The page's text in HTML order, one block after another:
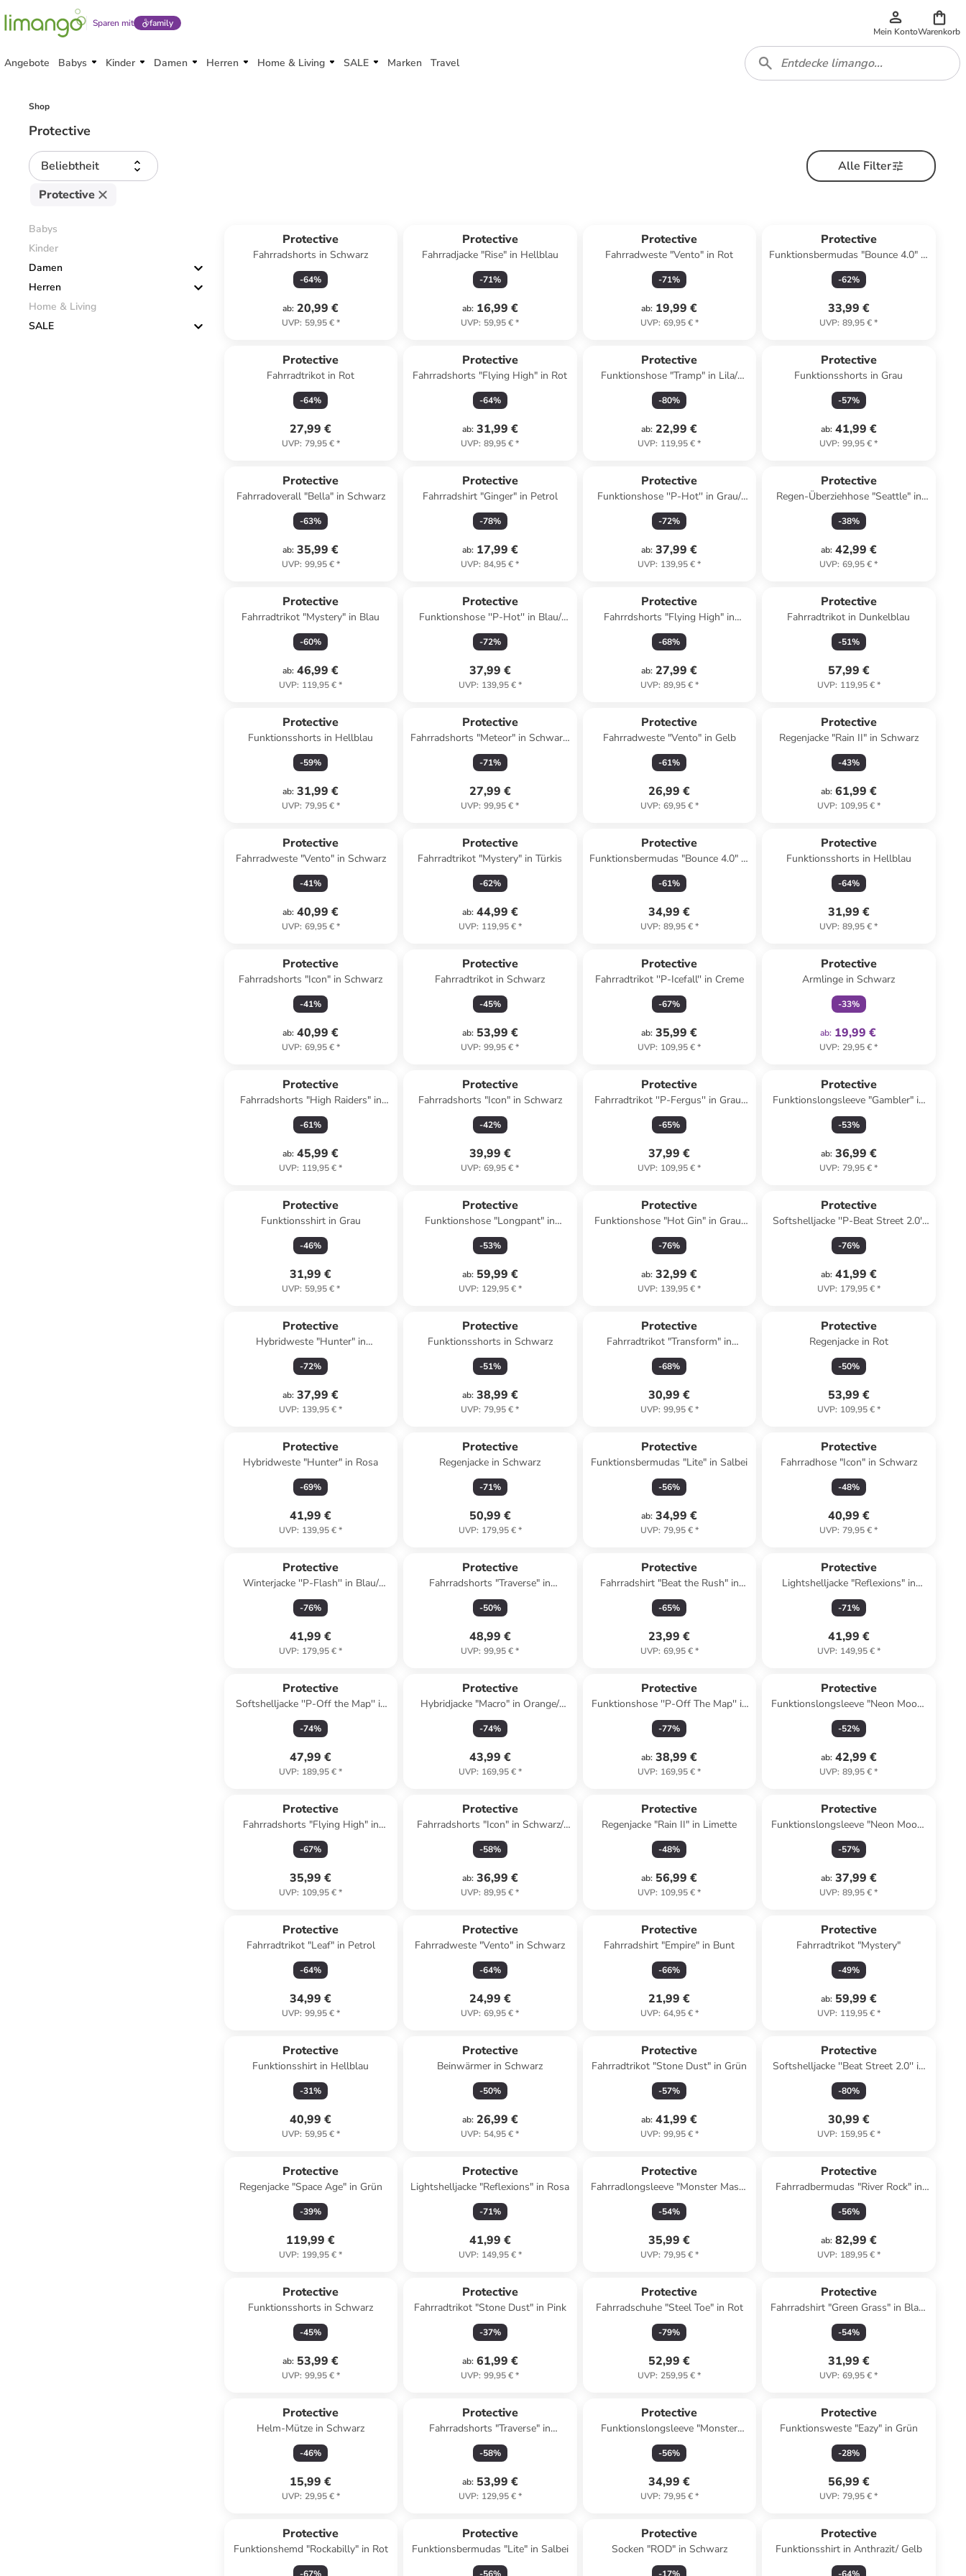
Sparen mit family
Mein KontoWarenkorb
Angebote Babys Kinder Damen Herren Home & Living SALE Marken Travel
Shop
Protective
Beliebtheit
Alle Filter
Protective
Babys
Kinder
Damen
Herren
Home & Living
SALE
Protective
Fahrradshorts in Schwarz
-64%
ab: 20,99 €
UVP: 59,95 €*
Protective
Fahrradjacke "Rise" in Hellblau
-71%
ab: 16,99 €
UVP: 59,95 €*
Protective
Fahrradweste "Vento" in Rot
-71%
ab: 19,99 €
UVP: 69,95 €*
Protective
Funktionsbermudas "Bounce 4.0" in
Mint
-62%
33,99 €
UVP: 89,95 €*
Protective
Fahrradtrikot in Rot
-64%
27,99 €
UVP: 79,95 €*
Protective
Fahrradshorts "Flying High" in Rot
-64%
ab: 31,99 €
UVP: 89,95 €*
Protective
Funktionshose "Tramp" in Lila/
Schwarz
-80%
ab: 22,99 €
UVP: 119,95 €*
Protective
Funktionsshorts in Grau
-57%
ab: 41,99 €
UVP: 99,95 €*
Protective
Fahrradoverall "Bella" in Schwarz
-63%
ab: 35,99 €
UVP: 99,95 €*
Protective
Fahrradshirt "Ginger" in Petrol
-78%
ab: 17,99 €
UVP: 84,95 €*
Protective
Funktionshose ''P-Hot'' in Grau/
Schwarz
-72%
ab: 37,99 €
UVP: 139,95 €*
Protective
Regen-Überziehhose "Seattle" in
Schwarz
-38%
ab: 42,99 €
UVP: 69,95 €*
Protective
Fahrradtrikot "Mystery" in Blau
-60%
ab: 46,99 €
UVP: 119,95 €*
Protective
Funktionshose ''P-Hot'' in Blau/
Schwarz
-72%
37,99 €
UVP: 139,95 €*
Protective
Fahrrdshorts "Flying High" in
Dunkelblau
-68%
ab: 27,99 €
UVP: 89,95 €*
Protective
Fahrradtrikot in Dunkelblau
-51%
57,99 €
UVP: 119,95 €*
Protective
Funktionsshorts in Hellblau
-59%
ab: 31,99 €
UVP: 79,95 €*
Protective
Fahrradshorts "Meteor" in Schwarz/
Grau
-71%
27,99 €
UVP: 99,95 €*
Protective
Fahrradweste "Vento" in Gelb
-61%
26,99 €
UVP: 69,95 €*
Protective
Regenjacke "Rain II" in Schwarz
-43%
ab: 61,99 €
UVP: 109,95 €*
Protective
Fahrradweste "Vento" in Schwarz
-41%
ab: 40,99 €
UVP: 69,95 €*
Protective
Fahrradtrikot "Mystery" in Türkis
-62%
ab: 44,99 €
UVP: 119,95 €*
Protective
Funktionsbermudas "Bounce 4.0" in
Gelb/ Schwarz
-61%
34,99 €
UVP: 89,95 €*
Protective
Funktionsshorts in Hellblau
-64%
31,99 €
UVP: 89,95 €*
Protective
Fahrradshorts "Icon" in Schwarz
-41%
ab: 40,99 €
UVP: 69,95 €*
Protective
Fahrradtrikot in Schwarz
-45%
ab: 53,99 €
UVP: 99,95 €*
Protective
Fahrradtrikot ''P-Icefall'' in Creme
-67%
ab: 35,99 €
UVP: 109,95 €*
Protective
Armlinge in Schwarz
-33%
ab: 19,99 €
UVP: 29,95 €*
Protective
Fahrradshorts "High Raiders" in
Schwarz
-61%
ab: 45,99 €
UVP: 119,95 €*
Protective
Fahrradshorts "Icon" in Schwarz
-42%
39,99 €
UVP: 69,95 €*
Protective
Fahrradtrikot ''P-Fergus'' in Grau/
Schwarz
-65%
37,99 €
UVP: 109,95 €*
Protective
Funktionslongsleeve "Gambler" in
Grün
-53%
ab: 36,99 €
UVP: 79,95 €*
Protective
Funktionsshirt in Grau
-46%
31,99 €
UVP: 59,95 €*
Protective
Funktionshose "Longpant" in
Schwarz
-53%
ab: 59,99 €
UVP: 129,95 €*
Protective
Funktionshose "Hot Gin" in Grau/
Schwarz
-76%
ab: 32,99 €
UVP: 139,95 €*
Protective
Softshelljacke ''P-Beat Street 2.0''
in Orange/ Schwarz
-76%
ab: 41,99 €
UVP: 179,95 €*
Protective
Hybridweste "Hunter" in
Dunkelblau
-72%
ab: 37,99 €
UVP: 139,95 €*
Protective
Funktionsshorts in Schwarz
-51%
ab: 38,99 €
UVP: 79,95 €*
Protective
Fahrradtrikot "Transform" in
Anthrazit
-68%
30,99 €
UVP: 99,95 €*
Protective
Regenjacke in Rot
-50%
53,99 €
UVP: 109,95 €*
Protective
Hybridweste "Hunter" in Rosa
-69%
41,99 €
UVP: 139,95 €*
Protective
Regenjacke in Schwarz
-71%
50,99 €
UVP: 179,95 €*
Protective
Funktionsbermudas "Lite" in Salbei
-56%
ab: 34,99 €
UVP: 79,95 €*
Protective
Fahrradhose "Icon" in Schwarz
-48%
40,99 €
UVP: 79,95 €*
Protective
Winterjacke ''P-Flash'' in Blau/
Hellblau
-76%
41,99 €
UVP: 179,95 €*
Protective
Fahrradshorts "Traverse" in
Schwarz
-50%
48,99 €
UVP: 99,95 €*
Protective
Fahrradshirt "Beat the Rush" in
Schwarz/ Weiß
-65%
23,99 €
UVP: 69,95 €*
Protective
Lightshelljacke "Reflexions" in
Anthrazit
-71%
41,99 €
UVP: 149,95 €*
Protective
Softshelljacke ''P-Off the Map'' in
Hellblau
-74%
47,99 €
UVP: 189,95 €*
Protective
Hybridjacke "Macro" in Orange/
Schwarz
-74%
43,99 €
UVP: 169,95 €*
Protective
Funktionshose ''P-Off The Map'' in
Grau
-77%
ab: 38,99 €
UVP: 169,95 €*
Protective
Funktionslongsleeve "Neon Moon"
in Bunt
-52%
ab: 42,99 €
UVP: 89,95 €*
Protective
Fahrradshorts "Flying High" in
Beige
-67%
35,99 €
UVP: 109,95 €*
Protective
Fahrradshorts "Icon" in Schwarz/
Weiß
-58%
ab: 36,99 €
UVP: 89,95 €*
Protective
Regenjacke "Rain II" in Limette
-48%
ab: 56,99 €
UVP: 109,95 €*
Protective
Funktionslongsleeve "Neon Moon"
in Blau
-57%
ab: 37,99 €
UVP: 89,95 €*
Protective
Fahrradtrikot "Leaf" in Petrol
-64%
34,99 €
UVP: 99,95 €*
Protective
Fahrradweste "Vento" in Schwarz
-64%
24,99 €
UVP: 69,95 €*
Protective
Fahrradshirt "Empire" in Bunt
-66%
21,99 €
UVP: 64,95 €*
Protective
Fahrradtrikot "Mystery"
-49%
ab: 59,99 €
UVP: 119,95 €*
Protective
Funktionsshirt in Hellblau
-31%
40,99 €
UVP: 59,95 €*
Protective
Beinwärmer in Schwarz
-50%
ab: 26,99 €
UVP: 54,95 €*
Protective
Fahrradtrikot "Stone Dust" in Grün
-57%
ab: 41,99 €
UVP: 99,95 €*
Protective
Softshelljacke ''Beat Street 2.0'' in
Orange/ Rot/ Schwarz
-80%
30,99 €
UVP: 159,95 €*
Protective
Regenjacke "Space Age" in Grün
-39%
119,99 €
UVP: 199,95 €*
Protective
Lightshelljacke "Reflexions" in Rosa
-71%
41,99 €
UVP: 149,95 €*
Protective
Fahrradlongsleeve "Monster Mash"
in Grün
-54%
35,99 €
UVP: 79,95 €*
Protective
Fahrradbermudas "River Rock" in
Schwarz
-56%
ab: 82,99 €
UVP: 189,95 €*
Protective
Funktionsshorts in Schwarz
-45%
ab: 53,99 €
UVP: 99,95 €*
Protective
Fahrradtrikot "Stone Dust" in Pink
-37%
ab: 61,99 €
UVP: 99,95 €*
Protective
Fahrradschuhe "Steel Toe" in Rot
-79%
52,99 €
UVP: 259,95 €*
Protective
Fahrradshirt "Green Grass" in Blau/
Lila
-54%
31,99 €
UVP: 69,95 €*
Protective
Helm-Mütze in Schwarz
-46%
15,99 €
UVP: 29,95 €*
Protective
Fahrradshorts "Traverse" in
Schwarz
-58%
ab: 53,99 €
UVP: 129,95 €*
Protective
Funktionslongsleeve "Monster
Mash" in Weiß/ Rot
-56%
34,99 €
UVP: 79,95 €*
Protective
Funktionsweste "Eazy" in Grün
-28%
56,99 €
UVP: 79,95 €*
Protective
Funktionshemd "Rockabilly" in Rot
Protective
Funktionsbermudas "Lite" in Salbei
Protective
Socken "ROD" in Schwarz
Protective
Funktionsshirt in Anthrazit/ Gelb